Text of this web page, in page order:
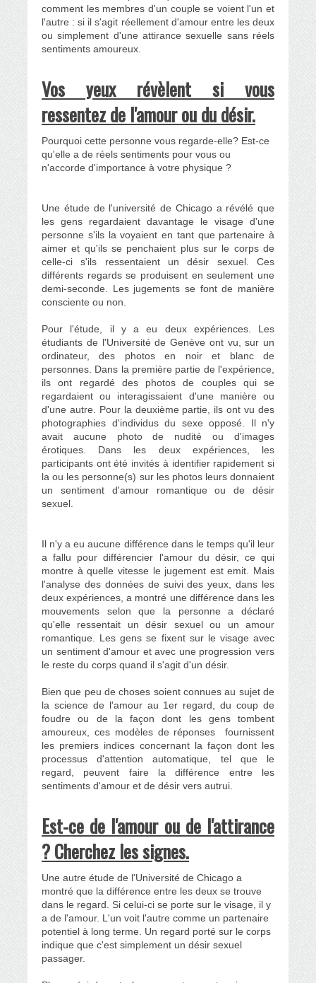
comment les membres d'un couple se voient l'un et
l'autre : si il s'agit réellement d'amour entre les deux
ou simplement d'une attirance sexuelle sans réels
sentiments amoureux.
Vos yeux révèlent si vous
ressentez de l'amour ou du désir.
Pourquoi cette personne vous regarde-elle? Est-ce
qu'elle a de réels sentiments pour vous ou
n'accorde d'importance à votre physique ?
Une étude de l'université de Chicagoa révélé que
les gens regardaient davantage le visage d'une
personne s'ils la voyaient en tant que partenaire à
aimer et qu'ils se penchaient plus sur le corps de
celle-ci s'ils ressentaient un désir sexuel.
Ces
différents regards se produisent en seulement une
demi-seconde. Les jugements se font de manière
consciente ou non.
Pour l'étude, il y a eu deux expériences. Les
étudiants de l'Université de Genève ont vu, sur un
ordinateur, des photos en noir et blanc de
personnes. Dans la première partie de l'expérience,
ils ont regardé des photos de couples qui se
regardaient ou interagissaient d'une manière ou
d'une autre. Pour la deuxième partie, ils ont vu des
photographies d'individus du sexe opposé.
Il n'y
avait aucune photo de nudité ou d'images
érotiques. Dans les deux expériences, les
participants ont été invités à identifier rapidement si
la ou les personne(s) sur les photos leurs donnaient
un sentiment d'amour romantique ou de désir
sexuel.
Il n'y a eu aucune différence dans le temps qu'il leur
a fallu pour différencier l'amour du désir, ce qui
montre à quelle vitesse le jugement est emit.
Mais
l'analyse des données de suivi des yeux, dans les
deux expériences, a montré une différence dans les
mouvements selon que la personne a déclaré
qu'elle ressentait un désir sexuel ou un amour
romantique.
Les gens se fixent sur le visage avec
un sentiment d'amour et avec une progression vers
le reste du corps quand il s'agit d'un désir.
Bien que peu de choses soient connues au sujet de
la science de l'amour au 1er regard, du coup de
foudre ou de la façon dont les gens tombent
amoureux, ces modèles de réponses fournissent
les premiers indices concernant la façon dont les
processus d'attention automatique, tel que le
regard, peuvent faire la différence entre les
sentiments d'amour et de désir vers autrui.
Est-ce de l'amour ou de l'attirance
?Cherchez les signes.
Une autre étude de l'Université de Chicago a
montré que la différence entre les deux se trouve
dans le regard. Si celui-ci se porte sur le visage, il y
a de l'amour. L'un voit l'autre comme un partenaire
potentiel à long terme. Un regard porté sur le corps
indique que c'est simplement un désir sexuel
passager.